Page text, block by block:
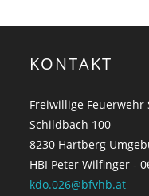
KONTAKT
Freiwillige Feuerwehr
Schildbach 100
8230 Hartberg
HBI Peter Wilfinger -
kdo.026@bfvhb.at